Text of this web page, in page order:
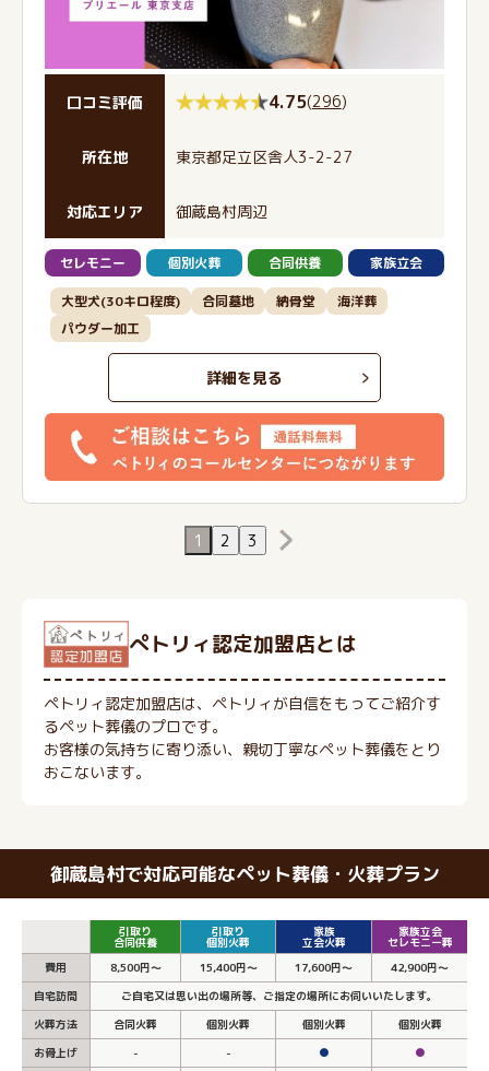
口コミ評価 4.75(296)
所在地 東京都足立区舎人3-2-27
対応エリア 御蔵島村周辺
セレモニー 個別火葬 合同供養 家族立会
大型犬(30キロ程度) 合同墓地 納骨堂
海洋葬
パウダー加工
詳細を見る
1 2 3
ぺトリィ認定加盟店とは
ペトリィ認定加盟店は、ペトリィが自信をもってご紹介す
るペット葬儀のプロです。
お客様の気持ちに寄り添い、親切丁寧なペット葬儀をとり
おこないます。
御蔵島村で対応可能なペット葬儀・火葬プラン
引取り
合同供養
引取り
個別火葬
家族
立会火葬
家族立会
セレモニー葬
費用
8,500円～ 15,400円～ 17,600円～
42,900円～
自宅訪問
ご自宅又は思い出の場所等、ご指定の場所にお伺いいたします。
火葬方法
合同火葬 個別火葬 個別火葬
個別火葬
お骨上げ
- - ●
●